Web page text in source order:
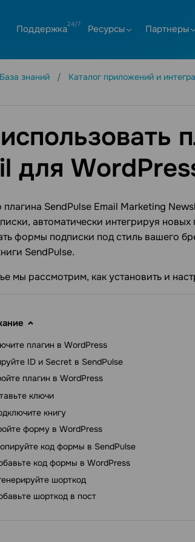
Поддержка Ресурсы Партнеры
База знаний Каталог приложений и
для
SendPulse Email Marketing
автоматически интегрируя
формы подписки под стиль вашего
SendPulse.
мы рассмотрим, как установить и
плагин в WordPress
ID и Secret в SendPulse
плагин в WordPress
ключи
книгу
форму в WordPress
код формы в SendPulse
код формы в WordPress
шорткод
шорткод в пост